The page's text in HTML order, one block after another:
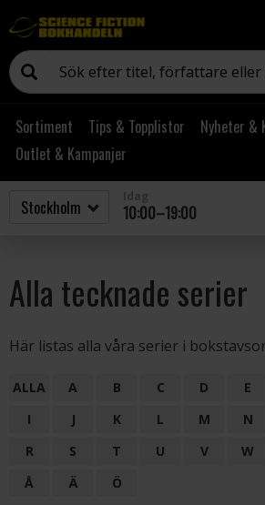
Sortiment Tips & Topplistor
Nyheter &
Outlet & Kampanjer
10:00–19:00
Alla tecknade serier
Här listas alla våra serier i
ALLA A B C D E
I
J K L M N
R
S T U V W
Å
Ä Ö